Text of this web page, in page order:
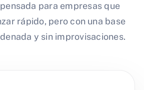
para empresas que
rápido, pero con una base
y sin improvisaciones.